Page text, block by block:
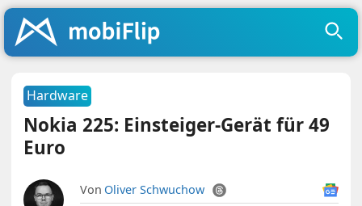
Hardware
Nokia 225: Einsteiger-Gerät für 49
Euro
Von Oliver Schwuchow